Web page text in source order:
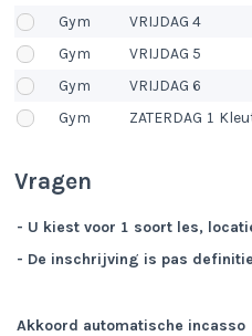
Gym
VRIJDAG 4
Gym
VRIJDAG 5
Gym
VRIJDAG 6
Gym
ZATERDAG 1
Vragen
- U kiest voor 1 soort les,
- De inschrijving is pas
Akkoord automatische incasso